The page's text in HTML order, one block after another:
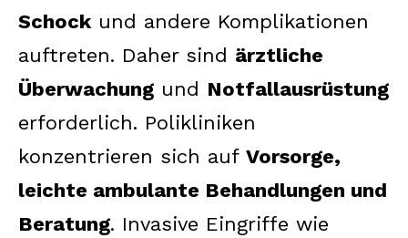
Schock und andere Komplikationen
auftreten. Daher sind ärztliche
Überwachung und Notfallausrüstung
erforderlich. Polikliniken
konzentrieren sich auf Vorsorge,
leichte ambulante Behandlungen und
Beratung. Invasive Eingriffe wie